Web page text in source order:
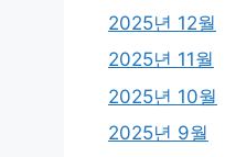
2025년 12월
2025년 11월
2025년 10월
2025년 9월